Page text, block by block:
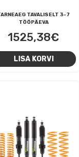
TAVALISELT 3-7
TÖÖPÄEVA
1525,38€
LISA KORVI